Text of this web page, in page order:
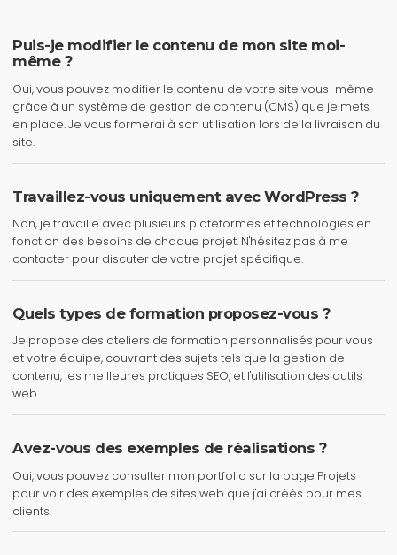
Puis-je modifier le contenu de mon site moi-
même ?
Oui, vous pouvez modifier le contenu de votre site vous-même
grâce à un système de gestion de contenu (CMS) que je mets
en place. Je vous formerai à son utilisation lors de la livraison du
site.
Travaillez-vous uniquement avec WordPress ?
Non, je travaille avec plusieurs plateformes et technologies en
fonction des besoins de chaque projet. N'hésitez pas à me
contacter pour discuter de votre projet spécifique.
Quels types de formation proposez-vous ?
Je propose des ateliers de formation personnalisés pour vous
et votre équipe, couvrant des sujets tels que la gestion de
contenu, les meilleures pratiques SEO, et l'utilisation des outils
web.
Avez-vous des exemples de réalisations ?
Oui, vous pouvez consulter mon portfolio sur la page Projets
pour voir des exemples de sites web que j'ai créés pour mes
clients.